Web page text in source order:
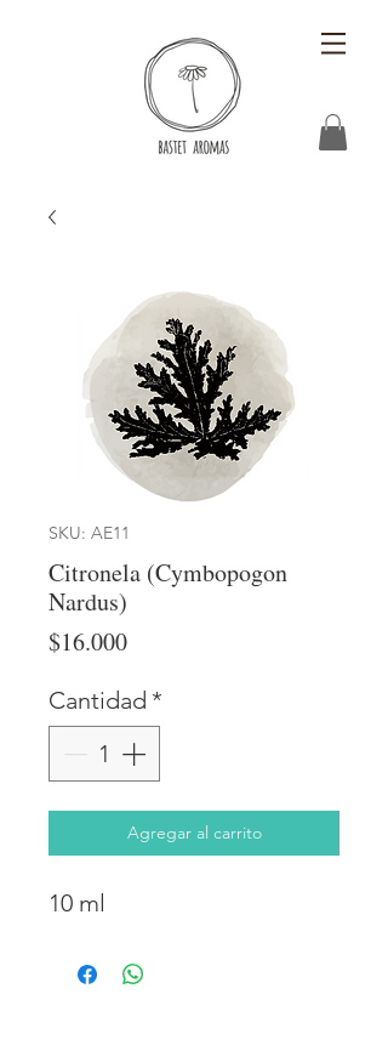
SKU: AE11
Citronela (Cymbopogon
Nardus)
$16.000Precio
Cantidad *
Agregar al carrito
10 ml